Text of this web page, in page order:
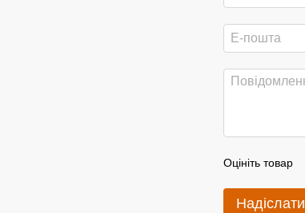
Оцініть товар
Надіслати